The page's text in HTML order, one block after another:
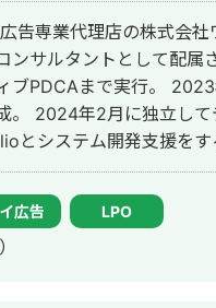
告専業代理店の株式会社
ンサルタントとして配属
ブPDCAまで実行。
。 2024年2月に独立して
とシステム開発支援を
、食品、化
円から最高1.65億円の運
が強く、時点でYDA、
Smartnewsの順に運用、
広告 LPO